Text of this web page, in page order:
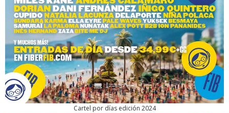
Cartel por días edición 2024